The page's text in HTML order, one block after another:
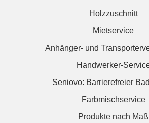
Holzzuschnitt
Mietservice
Anhänger- und
Handwerker-
Seniovo: Barrierefreier
Farbmischservice
Produkte nach Maß